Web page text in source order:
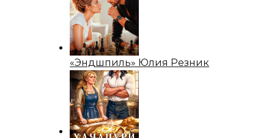
«Эндшпиль» Юлия Резник